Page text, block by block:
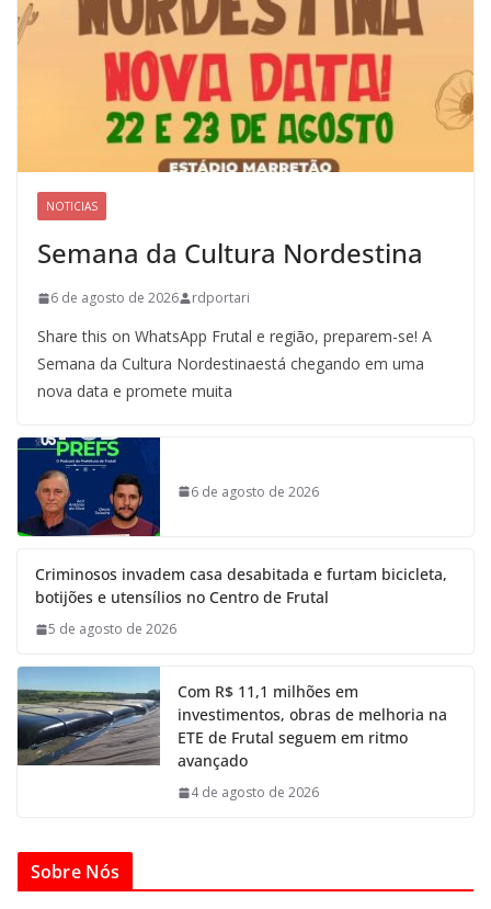
NOTICIAS
Semana da Cultura Nordestina
6 de agosto de 2026 rdportari
Share this on WhatsApp Frutal e região, preparem-se! A
Semana da Cultura Nordestinaestá chegando em uma
nova data e promete muita
6 de agosto de 2026
Criminosos invadem casa desabitada e furtam bicicleta,
botijões e utensílios no Centro de Frutal
5 de agosto de 2026
Com R$ 11,1 milhões em
investimentos, obras de melhoria na
ETE de Frutal seguem em ritmo
avançado
4 de agosto de 2026
Sobre Nós